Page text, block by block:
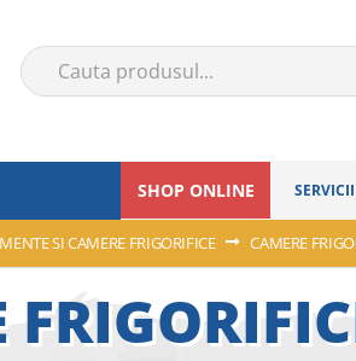
SHOP ONLINE SERVICII
SI CAMERE FRIGORIFICE CAMERE